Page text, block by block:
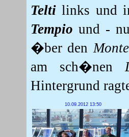
Telti links und
Tempio und -
�ber den
am sch�nen
Hintergrund
10.09.2012 13:50